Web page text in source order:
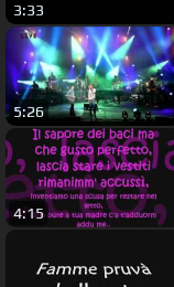
3:33
5:26
4:15